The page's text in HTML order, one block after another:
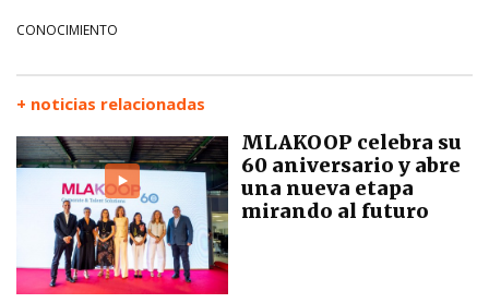
CONOCIMIENTO
+ noticias relacionadas
MLAKOOP celebra su
60 aniversario y abre
una nueva etapa
mirando al futuro